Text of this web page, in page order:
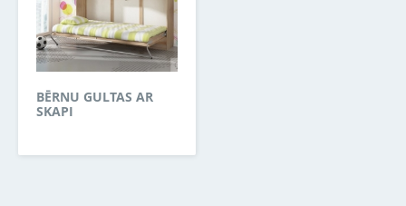
BĒRNU GULTAS AR
SKAPI